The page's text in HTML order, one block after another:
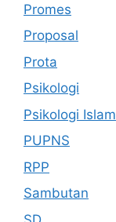
Promes
Proposal
Prota
Psikologi
Psikologi Islam
PUPNS
RPP
Sambutan